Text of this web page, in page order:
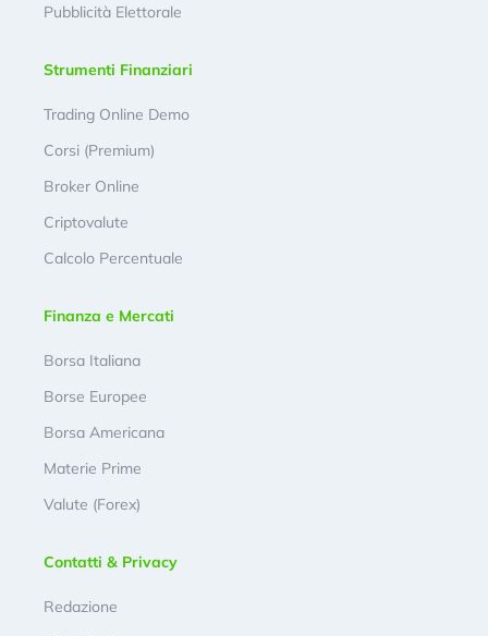
Pubblicità Elettorale
Strumenti Finanziari
Trading Online Demo
Corsi (Premium)
Broker Online
Criptovalute
Calcolo Percentuale
Finanza e Mercati
Borsa Italiana
Borse Europee
Borsa Americana
Materie Prime
Valute (Forex)
Contatti & Privacy
Redazione